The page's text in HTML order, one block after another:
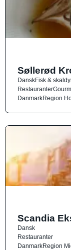
Søllerød
DanskFisk &
Restauranter
DanmarkRegion
Scandia
Dansk
Restauranter
DanmarkRegion